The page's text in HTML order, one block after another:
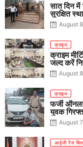
सात दिन में
सुरक्षित
August
क्राइम
क्राइम
जल्द करें
August
क्राइम
फर्जी
युवक
August
आईजी रेंज